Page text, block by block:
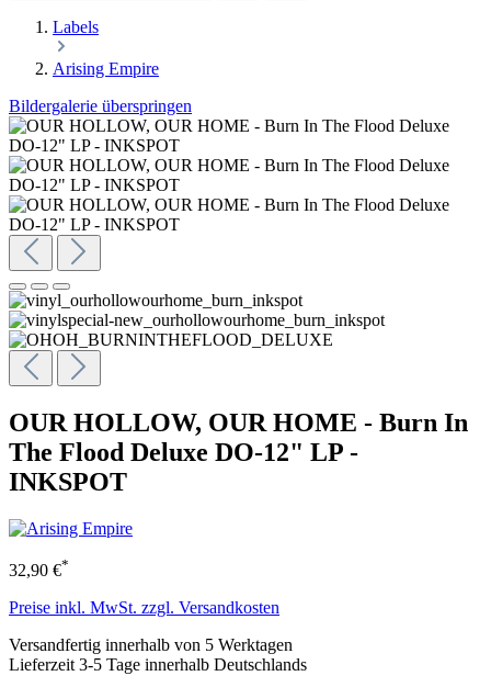
Labels
Arising Empire
Bildergalerie überspringen
OUR HOLLOW, OUR HOME - Burn In
The Flood Deluxe DO-12" LP -
INKSPOT
32,90 €*
Preise inkl. MwSt. zzgl. Versandkosten
Versandfertig innerhalb von 5 Werktagen
Lieferzeit 3-5 Tage innerhalb Deutschlands